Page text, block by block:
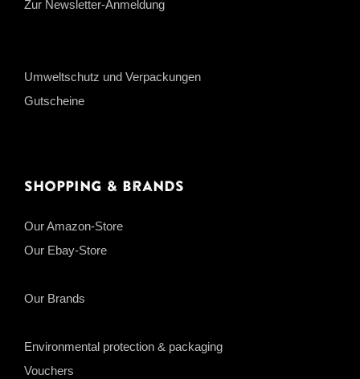
Zur Newsletter-Anmeldung
Umweltschutz und Verpackungen
Gutscheine
Shopping & Brands
Our Amazon-Store
Our Ebay-Store
Our Brands
Environmental protection & packaging
Vouchers